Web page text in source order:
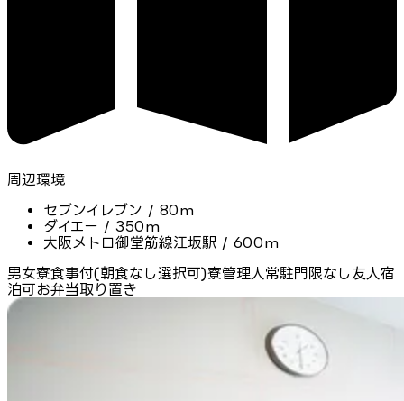
周辺環境
セブンイレブン / 80m
ダイエー / 350m
大阪メトロ御堂筋線江坂駅 / 600m
男女寮食事付(朝食なし選択可)寮管理人常駐門限なし 友人宿
泊可お弁当取り置き